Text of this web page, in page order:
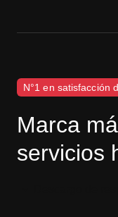
N°1 en satisfacción
Marca
servicios